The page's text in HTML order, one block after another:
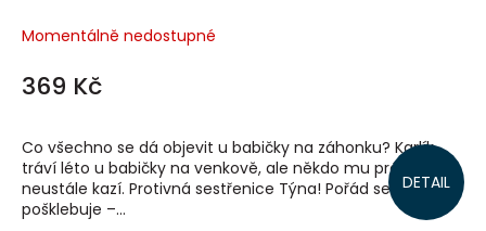
Momentálně nedostupné
369 Kč
DETAIL
Co všechno se dá objevit u babičky na záhonku? Karlík
tráví léto u babičky na venkově, ale někdo mu prázdniny
neustále kazí. Protivná sestřenice Týna! Pořád se mu
pošklebuje –...